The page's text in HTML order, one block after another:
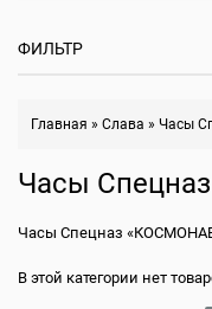
ФИЛЬТР
Главная » Слава » Часы
Часы
Часы Спецназ
В этой категории нет